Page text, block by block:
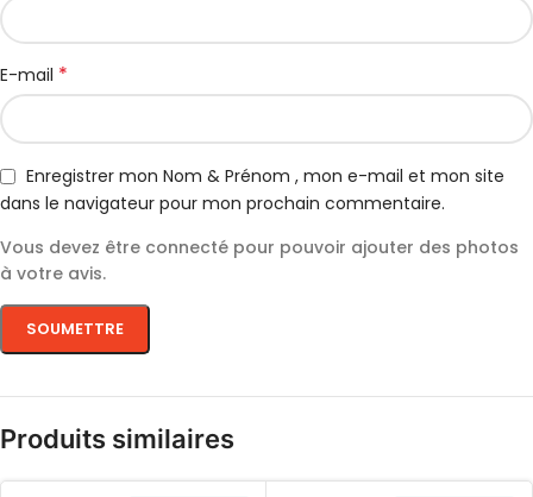
E-mail *
Enregistrer mon Nom & Prénom , mon e-mail et mon site
dans le navigateur pour mon prochain commentaire.
Vous devez être connecté pour pouvoir ajouter des photos
à votre avis.
Produits similaires